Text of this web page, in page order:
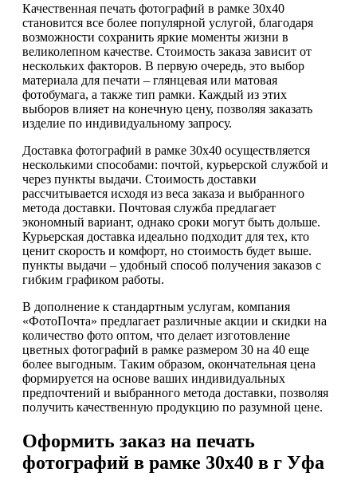
Качественная печать фотографий в рамке 30х40
становится все более популярной услугой, благодаря
возможности сохранить яркие моменты жизни в
великолепном качестве. Стоимость заказа зависит от
нескольких факторов. В первую очередь, это выбор
материала для печати – глянцевая или матовая
фотобумага, а также тип рамки. Каждый из этих
выборов влияет на конечную цену, позволяя заказать
изделие по индивидуальному запросу.
Доставка фотографий в рамке 30х40 осуществляется
несколькими способами: почтой, курьерской службой и
через пункты выдачи. Стоимость доставки
рассчитывается исходя из веса заказа и выбранного
метода доставки. Почтовая служба предлагает
экономный вариант, однако сроки могут быть дольше.
Курьерская доставка идеально подходит для тех, кто
ценит скорость и комфорт, но стоимость будет выше.
пункты выдачи – удобный способ получения заказов с
гибким графиком работы.
В дополнение к стандартным услугам, компания
«ФотоПочта» предлагает различные акции и скидки на
количество фото оптом, что делает изготовление
цветных фотографий в рамке размером 30 на 40 еще
более выгодным. Таким образом, окончательная цена
формируется на основе ваших индивидуальных
предпочтений и выбранного метода доставки, позволяя
получить качественную продукцию по разумной цене.
Оформить заказ на печать
фотографий в рамке 30х40 в г Уфа